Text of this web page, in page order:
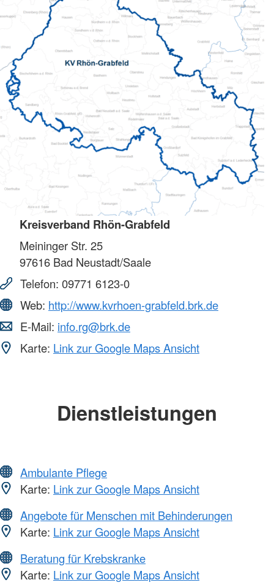
Kreisverband Rhön-Grabfeld
Meininger Str. 25
97616 Bad Neustadt/Saale
Telefon: 09771 6123-0
Web: http://www.kvrhoen-grabfeld.brk.de
E-Mail: info.rg@brk.de
Karte: Link zur Google Maps Ansicht
Dienstleistungen
Ambulante Pflege
Karte: Link zur Google Maps Ansicht
Angebote für Menschen mit Behinderungen
Karte: Link zur Google Maps Ansicht
Beratung für Krebskranke
Karte: Link zur Google Maps Ansicht